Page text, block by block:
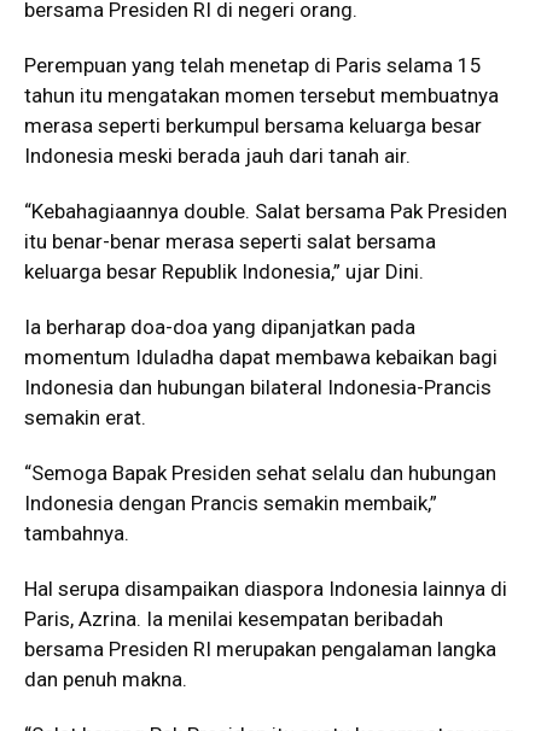
bersama Presiden RI di negeri orang.
Perempuan yang telah menetap di Paris selama 15
tahun itu mengatakan momen tersebut membuatnya
merasa seperti berkumpul bersama keluarga besar
Indonesia meski berada jauh dari tanah air.
“Kebahagiaannya double. Salat bersama Pak Presiden
itu benar-benar merasa seperti salat bersama
keluarga besar Republik Indonesia,” ujar Dini.
Ia berharap doa-doa yang dipanjatkan pada
momentum Iduladha dapat membawa kebaikan bagi
Indonesia dan hubungan bilateral Indonesia-Prancis
semakin erat.
“Semoga Bapak Presiden sehat selalu dan hubungan
Indonesia dengan Prancis semakin membaik,”
tambahnya.
Hal serupa disampaikan diaspora Indonesia lainnya di
Paris, Azrina. Ia menilai kesempatan beribadah
bersama Presiden RI merupakan pengalaman langka
dan penuh makna.